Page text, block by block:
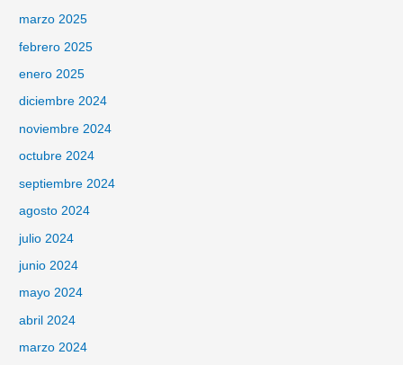
marzo 2025
febrero 2025
enero 2025
diciembre 2024
noviembre 2024
octubre 2024
septiembre 2024
agosto 2024
julio 2024
junio 2024
mayo 2024
abril 2024
marzo 2024